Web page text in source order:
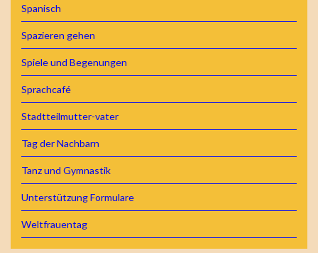
Spanisch
Spazieren gehen
Spiele und Begenungen
Sprachcafé
Stadtteilmutter-vater
Tag der Nachbarn
Tanz und Gymnastik
Unterstützung Formulare
Weltfrauentag